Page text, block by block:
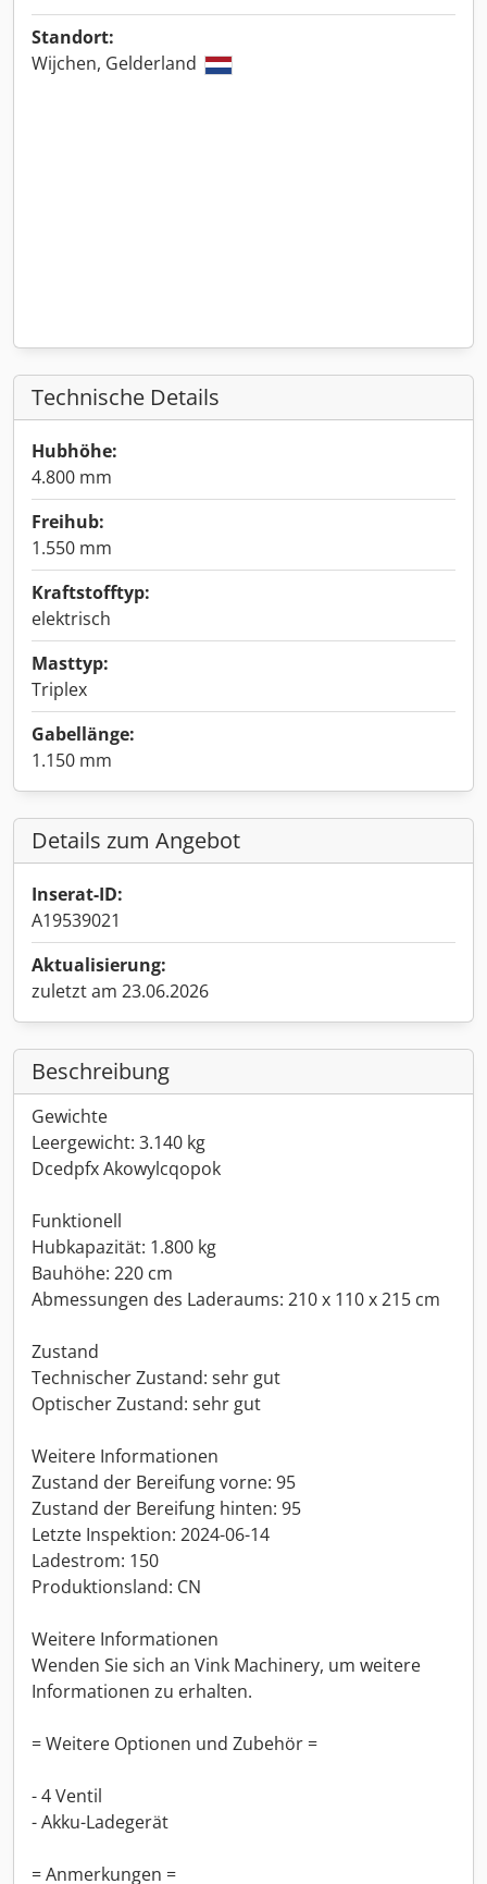
Standort:
Wijchen, Gelderland
Technische Details
Hubhöhe:
4.800 mm
Freihub:
1.550 mm
Kraftstofftyp:
elektrisch
Masttyp:
Triplex
Gabellänge:
1.150 mm
Details zum Angebot
Inserat-ID:
A19539021
Aktualisierung:
zuletzt am 23.06.2026
Beschreibung
Gewichte
Leergewicht: 3.140 kg
Dcedpfx Akowylcqopok
Funktionell
Hubkapazität: 1.800 kg
Bauhöhe: 220 cm
Abmessungen des Laderaums: 210 x 110 x 215 cm
Zustand
Technischer Zustand: sehr gut
Optischer Zustand: sehr gut
Weitere Informationen
Zustand der Bereifung vorne: 95
Zustand der Bereifung hinten: 95
Letzte Inspektion: 2024-06-14
Ladestrom: 150
Produktionsland: CN
Weitere Informationen
Wenden Sie sich an Vink Machinery, um weitere
Informationen zu erhalten.
= Weitere Optionen und Zubehör =
- 4 Ventil
- Akku-Ladegerät
= Anmerkungen =